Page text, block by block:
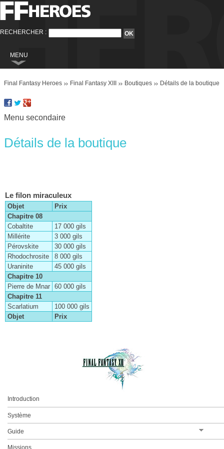
RECHERCHER :
MENU
Final Fantasy VIII
Final Fantasy X
Final Fantasy XIII
Final Fantasy XIII-2
Final Fantasy XIV
Final Fantasy Heroes Final Fantasy XIII Boutiques Détails de la boutique
Menu secondaire
Détails de la boutique
Le filon miraculeux
Objet
Prix
Chapitre 08
Cobaltite
17 000 gils
Millérite
3 000 gils
Pérovskite
30 000 gils
Rhodochrosite
8 000 gils
Uraninite
45 000 gils
Chapitre 10
Pierre de Mnar 60 000 gils
Chapitre 11
Scarlatium
100 000 gils
Objet
Prix
Introduction
Système
Guide
Chapitre I
Chapitre II
Chapitre III
Chapitre IV
Chapitre V
Chapitre VI
Chapitre XII
Chapitre XIII
Épilogue
Missions
La réparation de Bakhti